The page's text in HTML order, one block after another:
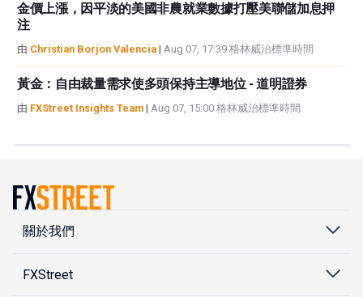
金價上漲，因平淡的美國非農就業數據打壓美聯儲加息押
注
由 Christian Borjon Valencia | Aug 07, 17:39 格林威治標準時間
黃金：自由裁量需求使多頭保持主導地位 - 道明證券
由 FXStreet Insights Team | Aug 07, 15:00 格林威治標準時間
關於我們
FXStreet